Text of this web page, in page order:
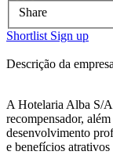
Share
Shortlist Sign up
Descrição da
A Hotelaria Alba S/A
recompensador,
desenvolvimento
e benefícios